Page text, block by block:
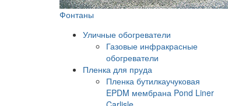
Фонтаны
Уличные обогреватели
Газовые инфракрасные
обогреватели
Пленка для пруда
Пленка бутилкаучуковая
EPDM мембрана Pond Liner